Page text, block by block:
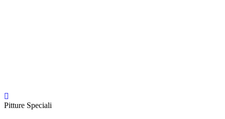
Pitture Speciali